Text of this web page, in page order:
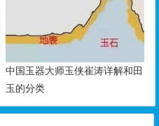
中国玉器大师玉侠崔涛详解和田
玉的分类